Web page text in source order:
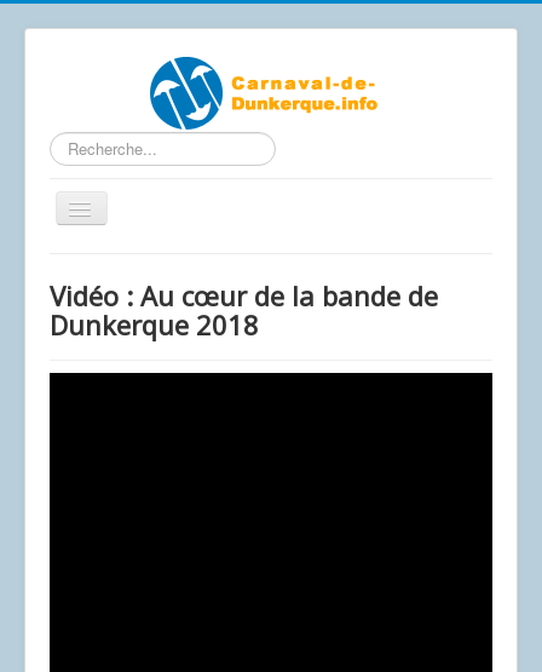
Rechercher
Basculer
la
Accueil
Vidéo : Au cœur de la bande de
Dunkerque 2018